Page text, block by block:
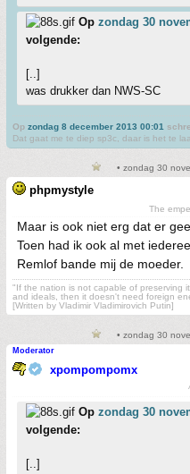
Op zondag 30
volgende:
[..]
was drukker dan NWS-SC
Op zondag 8 december 2013 00:01
Dat gaat me te diep sp3c, daar is het te
• zondag 30
phpmystyle
The
Maar is ook niet erg dat er
Toen had ik ook al met
Remlof bande mij de moeder.
"If the nation is not capable of preserving
and ideals, then it doesn't need foreign
[Written by Vladimir Vladimirovich Putin]
• zondag 30
Moderator
xpompompomx
Op zondag 30
volgende:
[..]